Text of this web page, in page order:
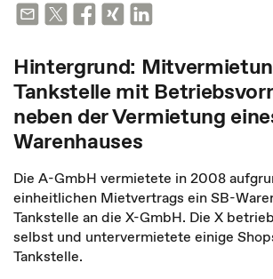
Hintergrund:
Tankstelle mit
neben der Vermietung
Warenhauses
Die A-GmbH vermietete in 2008
einheitlichen Mietvertrags ein SB-
Tankstelle an die X-GmbH. Die X
selbst und untervermietete einige
Tankstelle.